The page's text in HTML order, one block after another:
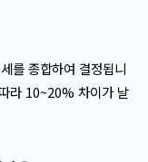
를 종합하여 결정됩니
라 10~20% 차이가 날